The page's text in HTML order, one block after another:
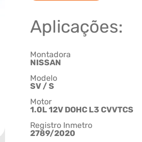
Aplicações:
Montadora
NISSAN
Modelo
SV / S
Motor
1.0L 12V DOHC L3 CVVTCS
Registro Inmetro
2789/2020